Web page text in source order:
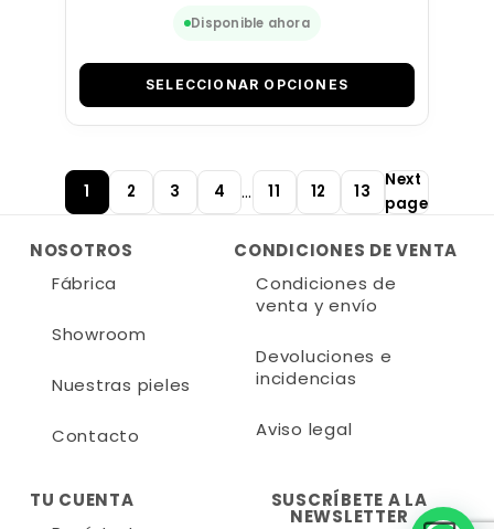
Disponible ahora
SELECCIONAR OPCIONES
1 2 3 4 … 11 12 13
Next
page
NOSOTROS
Fábrica
Showroom
Nuestras pieles
Contacto
CONDICIONES DE VENTA
Condiciones de
venta y envío
Devoluciones e
incidencias
Aviso legal
TU CUENTA
SUSCRÍBETE A LA
NEWSLETTER